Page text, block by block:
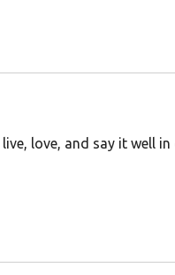
love, and say it well in